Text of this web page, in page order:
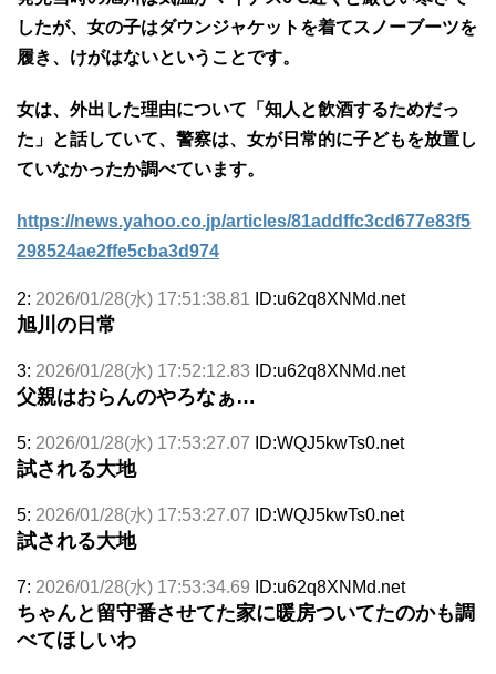
したが、女の子はダウンジャケットを着てスノーブーツを
履き、けがはないということです。
女は、外出した理由について「知人と飲酒するためだっ
た」と話していて、警察は、女が日常的に子どもを放置し
ていなかったか調べています。
https://news.yahoo.co.jp/articles/81addffc3cd677e83f5
298524ae2ffe5cba3d974
2: 2026/01/28(水) 17:51:38.81 ID:u62q8XNMd.net
旭川の日常
3: 2026/01/28(水) 17:52:12.83 ID:u62q8XNMd.net
父親はおらんのやろなぁ…
5: 2026/01/28(水) 17:53:27.07 ID:WQJ5kwTs0.net
試される大地
5: 2026/01/28(水) 17:53:27.07 ID:WQJ5kwTs0.net
試される大地
7: 2026/01/28(水) 17:53:34.69 ID:u62q8XNMd.net
ちゃんと留守番させてた家に暖房ついてたのかも調
べてほしいわ